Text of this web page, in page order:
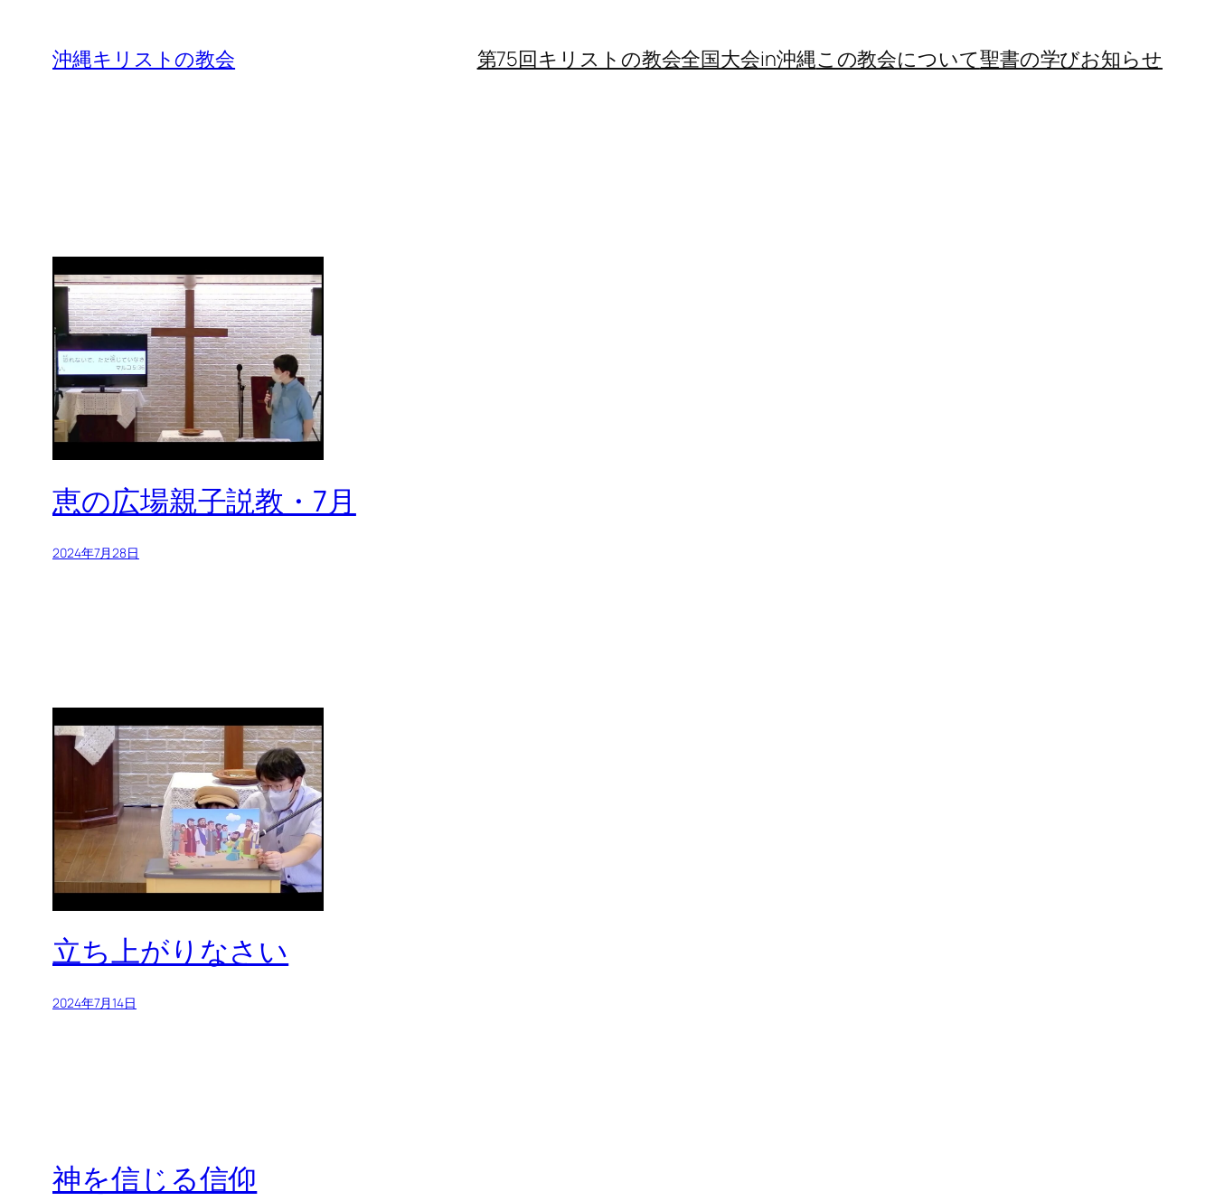
沖縄キリストの教会 第75回キリストの教会全国大会in沖縄この教会について聖書の学びお知らせ
恵の広場親子説教・7月
2024年7月28日
立ち上がりなさい
2024年7月14日
神を信じる信仰